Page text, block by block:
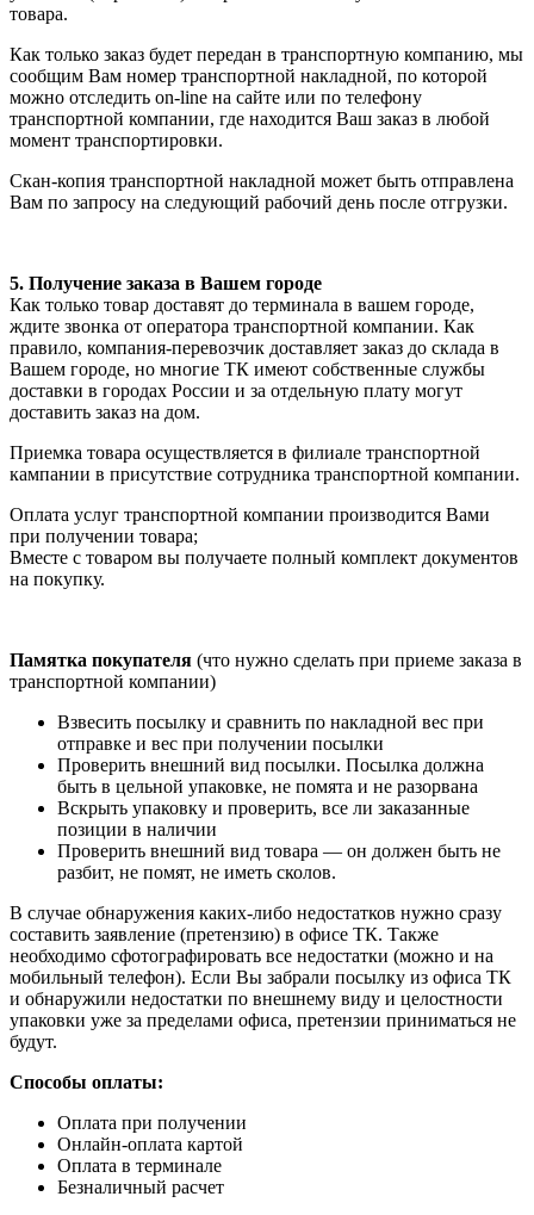
товара.
Как только заказ будет передан в транспортную компанию, мы
сообщим Вам номер транспортной накладной, по которой
можно отследить on-line на сайте или по телефону
транспортной компании, где находится Ваш заказ в любой
момент транспортировки.
Скан-копия транспортной накладной может быть отправлена
Вам по запросу на следующий рабочий день после отгрузки.
5. Получение заказа в Вашем городе
Как только товар доставят до терминала в вашем городе,
ждите звонка от оператора транспортной компании. Как
правило, компания-перевозчик доставляет заказ до склада в
Вашем городе, но многие ТК имеют собственные службы
доставки в городах России и за отдельную плату могут
доставить заказ на дом.
Приемка товара осуществляется в филиале транспортной
кампании в присутствие сотрудника транспортной компании.
Оплата услуг транспортной компании производится Вами
при получении товара;
Вместе с товаром вы получаете полный комплект документов
на покупку.
Памятка покупателя (что нужно сделать при приеме заказа в
транспортной компании)
Взвесить посылку и сравнить по накладной вес при
отправке и вес при получении посылки
Проверить внешний вид посылки. Посылка должна
быть в цельной упаковке, не помята и не разорвана
Вскрыть упаковку и проверить, все ли заказанные
позиции в наличии
Проверить внешний вид товара — он должен быть не
разбит, не помят, не иметь сколов.
В случае обнаружения каких-либо недостатков нужно сразу
составить заявление (претензию) в офисе ТК. Также
необходимо сфотографировать все недостатки (можно и на
мобильный телефон). Если Вы забрали посылку из офиса ТК
и обнаружили недостатки по внешнему виду и целостности
упаковки уже за пределами офиса, претензии приниматься не
будут.
Способы оплаты:
Оплата при получении
Онлайн-оплата картой
Оплата в терминале
Безналичный расчет